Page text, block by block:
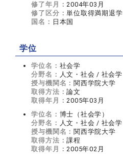
修了年月：2004年03月
修了区分：単位取得満期退学
国名： 日本国
学位
学位名： 社会学
分野名： 人文・社会 / 社会学
授与機関名： 関西学院大学
取得方法：論文
取得年月：2005年03月
学位名： 博士（社会学）
分野名： 人文・社会 / 社会学
授与機関名： 関西学院大学
取得方法：課程
取得年月：2005年02月